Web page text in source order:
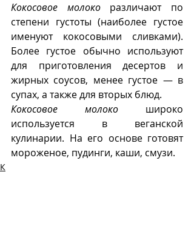
Кокосовое молоко различают по
степени густоты (наиболее густое
именуют кокосовыми сливками).
Более густое обычно используют
для приготовления десертов и
жирных соусов, менее густое — в
супах, а также для вторых блюд.
Кокосовое молоко широко
используется в веганской
кулинарии. На его основе готовят
мороженое, пудинги, каши, смузи.
К